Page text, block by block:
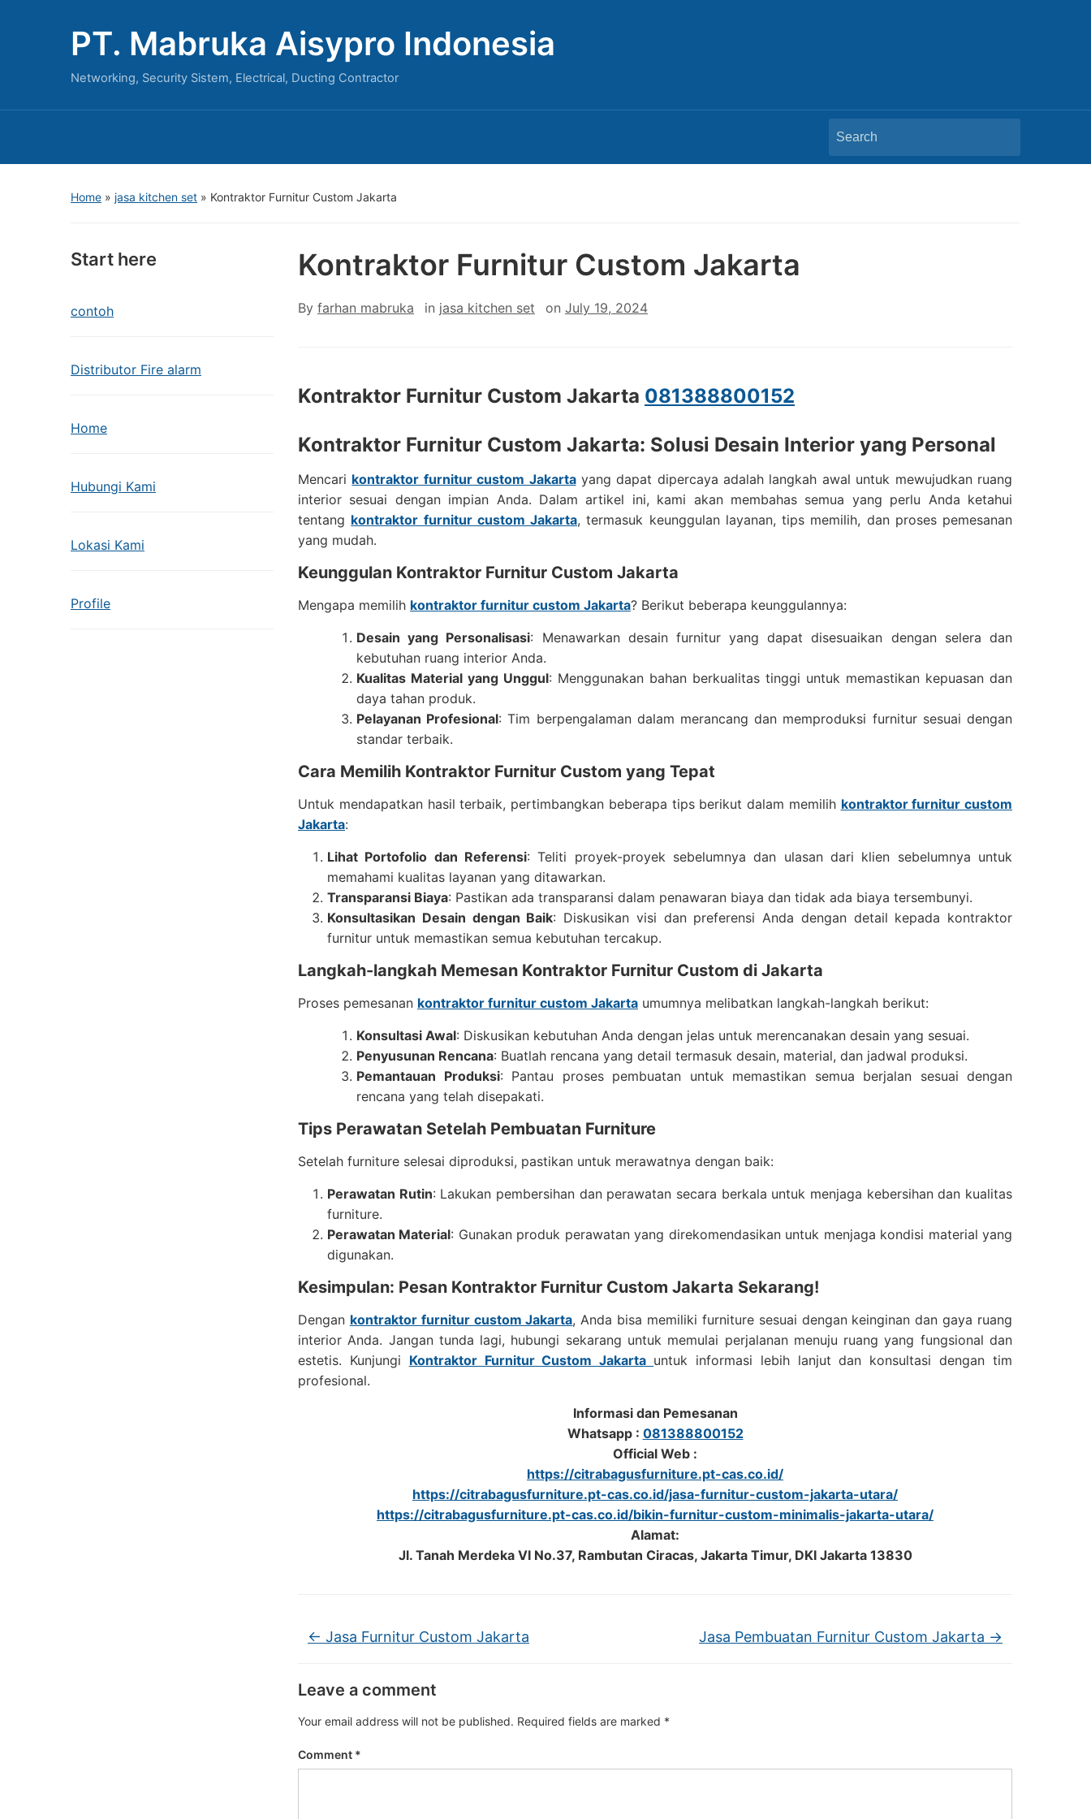
PT. Mabruka Aisypro Indonesia
Networking, Security Sistem, Electrical, Ducting Contractor
Search
for:
Home » jasa kitchen set » Kontraktor Furnitur Custom Jakarta
Start here
contoh
Distributor Fire alarm
Home
Hubungi Kami
Lokasi Kami
Profile
Kontraktor Furnitur Custom Jakarta
By farhan mabruka in jasa kitchen set on July 19, 2024
Kontraktor Furnitur Custom Jakarta 081388800152
Kontraktor Furnitur Custom Jakarta: Solusi Desain Interior yang Personal
Mencari kontraktor furnitur custom Jakartayang dapat dipercaya adalah langkah awal untuk mewujudkan ruang
interior sesuai dengan impian Anda. Dalam artikel ini, kami akan membahas semua yang perlu Anda ketahui
tentang kontraktor furnitur custom Jakarta, termasuk keunggulan layanan, tips memilih, dan proses pemesanan
yang mudah.
Keunggulan Kontraktor Furnitur Custom Jakarta
Mengapa memilih kontraktor furnitur custom Jakarta? Berikut beberapa keunggulannya:
Desain yang Personalisasi: Menawarkan desain furnitur yang dapat disesuaikan dengan selera dan
kebutuhan ruang interior Anda.
Kualitas Material yang Unggul: Menggunakan bahan berkualitas tinggi untuk memastikan kepuasan dan
daya tahan produk.
Pelayanan Profesional: Tim berpengalaman dalam merancang dan memproduksi furnitur sesuai dengan
standar terbaik.
Cara Memilih Kontraktor Furnitur Custom yang Tepat
Untuk mendapatkan hasil terbaik, pertimbangkan beberapa tips berikut dalam memilih kontraktor furnitur custom
Jakarta:
Lihat Portofolio dan Referensi: Teliti proyek-proyek sebelumnya dan ulasan dari klien sebelumnya untuk
memahami kualitas layanan yang ditawarkan.
Transparansi Biaya: Pastikan ada transparansi dalam penawaran biaya dan tidak ada biaya tersembunyi.
Konsultasikan Desain dengan Baik: Diskusikan visi dan preferensi Anda dengan detail kepada kontraktor
furnitur untuk memastikan semua kebutuhan tercakup.
Langkah-langkah Memesan Kontraktor Furnitur Custom di Jakarta
Proses pemesanan kontraktor furnitur custom Jakarta umumnya melibatkan langkah-langkah berikut:
Konsultasi Awal: Diskusikan kebutuhan Anda dengan jelas untuk merencanakan desain yang sesuai.
Penyusunan Rencana: Buatlah rencana yang detail termasuk desain, material, dan jadwal produksi.
Pemantauan Produksi: Pantau proses pembuatan untuk memastikan semua berjalan sesuai dengan
rencana yang telah disepakati.
Tips Perawatan Setelah Pembuatan Furniture
Setelah furniture selesai diproduksi, pastikan untuk merawatnya dengan baik:
Perawatan Rutin: Lakukan pembersihan dan perawatan secara berkala untuk menjaga kebersihan dan kualitas
furniture.
Perawatan Material: Gunakan produk perawatan yang direkomendasikan untuk menjaga kondisi material yang
digunakan.
Kesimpulan: Pesan Kontraktor Furnitur Custom Jakarta Sekarang!
Dengan kontraktor furnitur custom Jakarta, Anda bisa memiliki furniture sesuai dengan keinginan dan gaya ruang
interior Anda. Jangan tunda lagi, hubungi sekarang untuk memulai perjalanan menuju ruang yang fungsional dan
estetis. Kunjungi Kontraktor Furnitur Custom Jakarta untuk informasi lebih lanjut dan konsultasi dengan tim
profesional.
Informasi dan Pemesanan
Whatsapp : 081388800152
Official Web :
https://citrabagusfurniture.pt-cas.co.id/
https://citrabagusfurniture.pt-cas.co.id/jasa-furnitur-custom-jakarta-utara/
https://citrabagusfurniture.pt-cas.co.id/bikin-furnitur-custom-minimalis-jakarta-utara/
Alamat:
Jl. Tanah Merdeka VI No.37, Rambutan Ciracas, Jakarta Timur, DKI Jakarta 13830
← Jasa Furnitur Custom Jakarta Jasa Pembuatan Furnitur Custom Jakarta →
Leave a comment
Your email address will not be published. Required fields are marked *
Comment *